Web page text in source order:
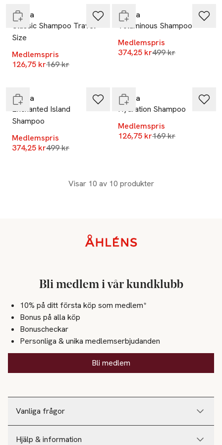
Rahua
Classic Shampoo Travel
Size
Medlemspris
126,75 krLägsta pris 30 dagar
169 kr
Rahua
Voluminous Shampoo
Medlemspris
374,25 krLägsta pris 30
499 kr
-25%
Rahua
Enchanted Island
Shampoo
Medlemspris
374,25 krLägsta pris 30 dagar
499 kr
Rahua
Hydration Shampoo
Medlemspris
126,75 krLägsta pris 30
169 kr
Visar 10 av 10 produkter
Vanliga frågor
Hjälp & information
Bli medlem i vår kundklubb
10% på ditt första köp som medlem*
Bonus på alla köp
Bonuscheckar
Personliga & unika medlemserbjudanden
Bli medlem